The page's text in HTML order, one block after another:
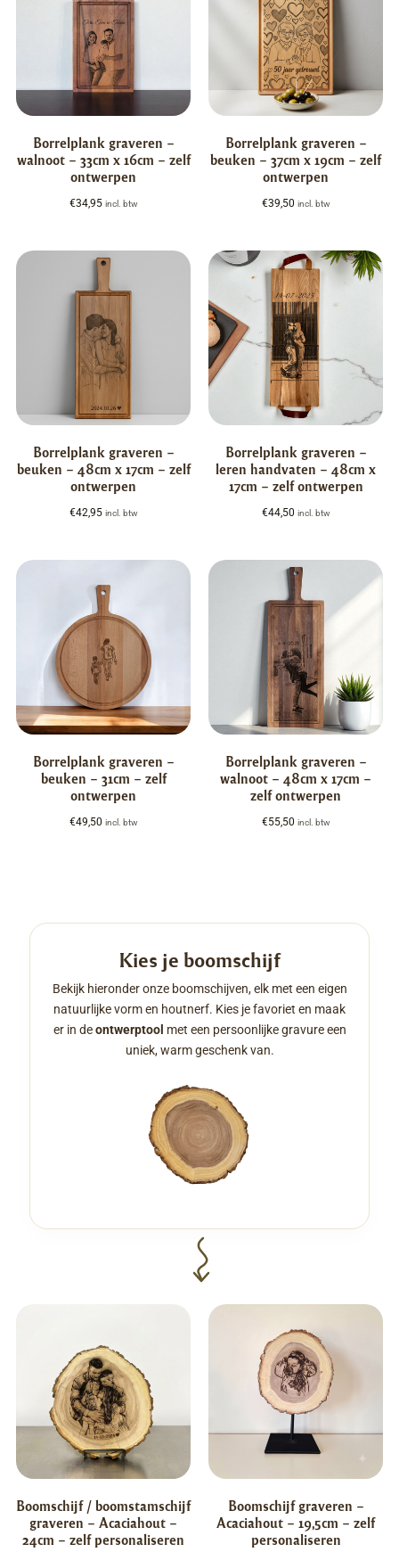
Borrelplank graveren –
walnoot – 33cm x 16cm – zelf
ontwerpen
€34,95 incl. btw
Borrelplank graveren –
beuken – 37cm x 19cm – zelf
ontwerpen
€39,50 incl. btw
Borrelplank graveren –
beuken – 48cm x 17cm – zelf
ontwerpen
€42,95 incl. btw
Borrelplank graveren –
leren handvaten – 48cm x
17cm – zelf ontwerpen
€44,50 incl. btw
Borrelplank graveren –
beuken – 31cm – zelf
ontwerpen
€49,50 incl. btw
Borrelplank graveren –
walnoot – 48cm x 17cm –
zelf ontwerpen
€55,50 incl. btw
Kies je boomschijf
Bekijk hieronder onze boomschijven, elk met een eigen
natuurlijke vorm en houtnerf. Kies je favoriet en maak
er in deontwerptool met een persoonlijke gravure een
uniek, warm geschenk van.
Boomschijf / boomstamschijf
graveren – Acaciahout –
24cm – zelf personaliseren
Boomschijf graveren –
Acaciahout – 19,5cm – zelf
personaliseren